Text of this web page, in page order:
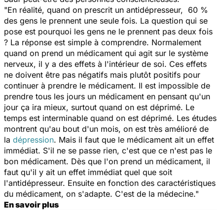
"En réalité, quand on prescrit un antidépresseur, 60 %
des gens le prennent une seule fois. La question qui se
pose est pourquoi les gens ne le prennent pas deux fois
? La réponse est simple à comprendre. Normalement
quand on prend un médicament qui agit sur le système
nerveux, il y a des effets à l'intérieur de soi. Ces effets
ne doivent être pas négatifs mais plutôt positifs pour
continuer à prendre le médicament. Il est impossible de
prendre tous les jours un médicament en pensant qu'un
jour ça ira mieux, surtout quand on est déprimé. Le
temps est interminable quand on est déprimé. Les études
montrent qu'au bout d'un mois, on est très amélioré de
la dépression. Mais il faut que le médicament ait un effet
immédiat. S'il ne se passe rien, c'est que ce n'est pas le
bon médicament. Dès que l'on prend un médicament, il
faut qu'il y ait un effet immédiat quel que soit
l'antidépresseur. Ensuite en fonction des caractéristiques
du médicament, on s'adapte. C'est de la médecine."
En savoir plus